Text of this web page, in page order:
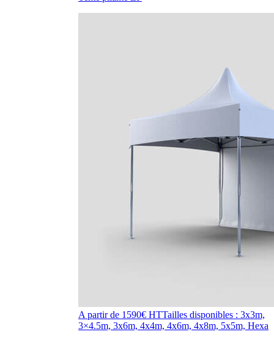
A partir de 1590€ HTTailles disponibles : 3x3m,
3×4.5m, 3x6m, 4x4m, 4x6m, 4x8m, 5x5m, Hexa